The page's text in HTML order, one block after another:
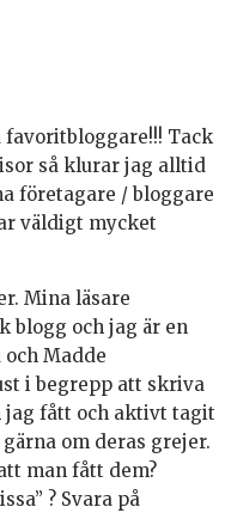
favoritbloggare!!! Tack
så klurar jag alltid
företagare / bloggare
väldigt mycket
Mina läsare
blogg och jag är en
Madde
i begrepp att skriva
jag fått och aktivt tagit
om deras grejer.
man fått dem?
? Svara på